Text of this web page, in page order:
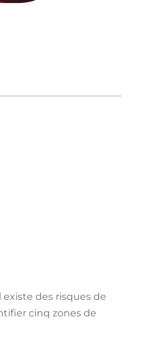
des risques de
cinq zones de